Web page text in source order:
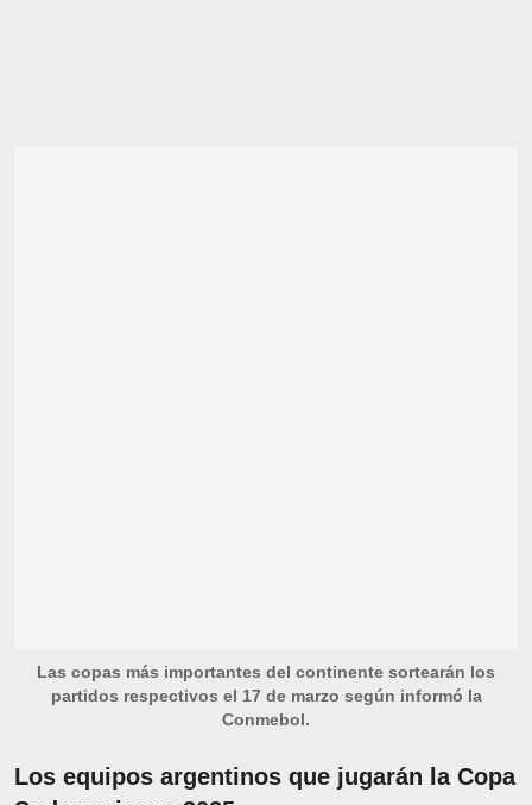
Las copas más importantes del continente sortearán los
partidos respectivos el 17 de marzo según informó la
Conmebol.
Los equipos argentinos que jugarán la Copa